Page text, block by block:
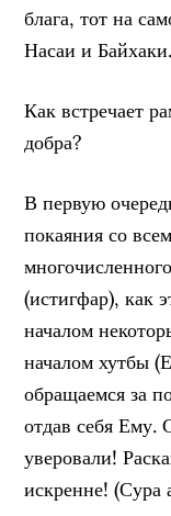
блага, тот на
Насаи и Байхаки.
Как встречает
добра?
В первую
покаяния со
(истигфар), как
началом
началом хутбы
обращаемся за
отдав себя Ему.
уверовали!
искренне!